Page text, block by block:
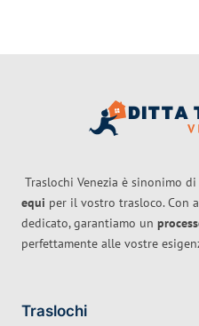
Traslochi Venezia è sinonimo
equi per il vostro trasloco. Con
dedicato, garantiamo un
perfettamente alle vostre
Traslochi